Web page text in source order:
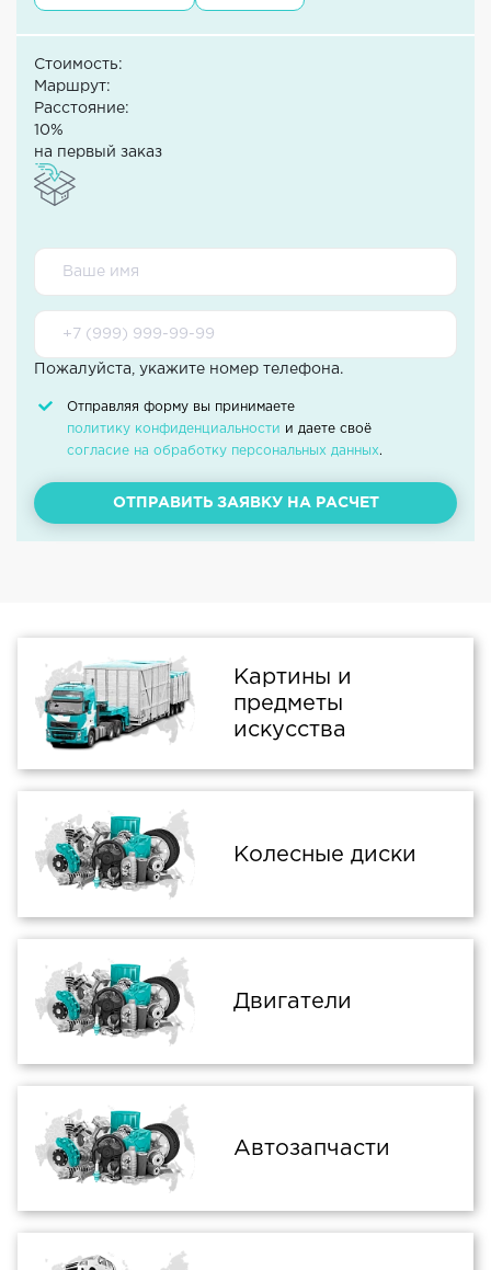
Стоимость:
Маршрут:
Расстояние:
10%
на первый заказ
Пожалуйста, укажите номер телефона.
Отправляя форму вы принимаете
политику конфиденциальности
и даете своё
согласие на обработку персональных данных.
ОТПРАВИТЬ ЗАЯВКУ НА РАСЧЕТ
Картины и
предметы
искусства
Колесные диски
Двигатели
Автозапчасти